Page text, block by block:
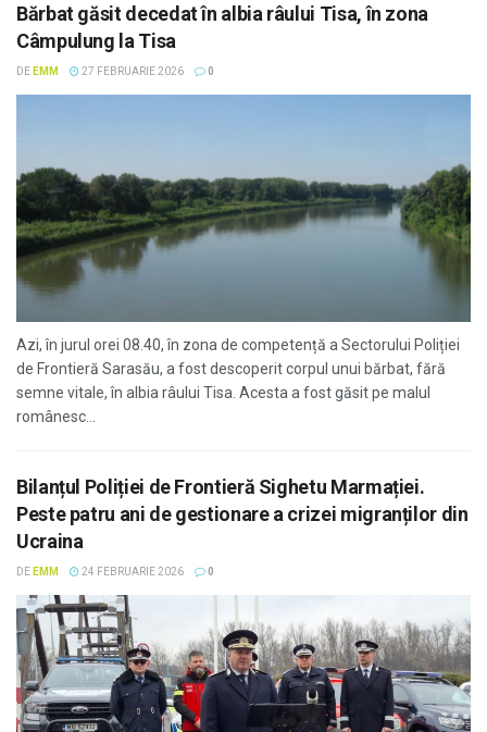
Bărbat găsit decedat în albia râului Tisa, în zona
Câmpulung la Tisa
DE EMM 27 FEBRUARIE 2026 0
Azi, în jurul orei 08.40, în zona de competență a Sectorului Poliției
de Frontieră Sarasău, a fost descoperit corpul unui bărbat, fără
semne vitale, în albia râului Tisa. Acesta a fost găsit pe malul
românesc...
Bilanțul Poliției de Frontieră Sighetu Marmației.
Peste patru ani de gestionare a crizei migranților din
Ucraina
DE EMM 24 FEBRUARIE 2026 0